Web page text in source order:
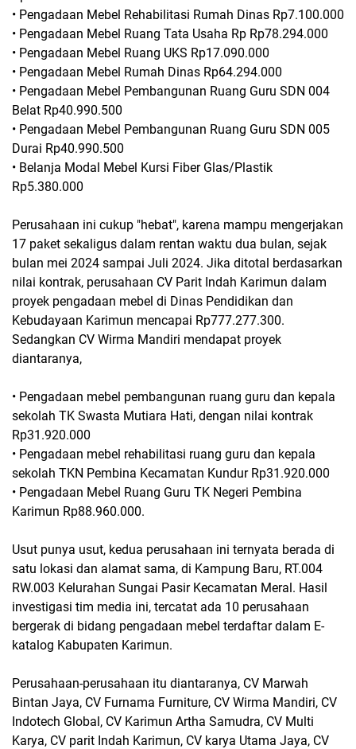
• Pengadaan Mebel Rehabilitasi Rumah Dinas Rp7.100.000
• Pengadaan Mebel Ruang Tata Usaha Rp Rp78.294.000
• Pengadaan Mebel Ruang UKS Rp17.090.000
• Pengadaan Mebel Rumah Dinas Rp64.294.000
• Pengadaan Mebel Pembangunan Ruang Guru SDN 004
Belat Rp40.990.500
• Pengadaan Mebel Pembangunan Ruang Guru SDN 005
Durai Rp40.990.500
• Belanja Modal Mebel Kursi Fiber Glas/Plastik
Rp5.380.000
Perusahaan ini cukup "hebat", karena mampu mengerjakan
17 paket sekaligus dalam rentan waktu dua bulan, sejak
bulan mei 2024 sampai Juli 2024. Jika ditotal berdasarkan
nilai kontrak, perusahaan CV Parit Indah Karimun dalam
proyek pengadaan mebel di Dinas Pendidikan dan
Kebudayaan Karimun mencapai Rp777.277.300.
Sedangkan CV Wirma Mandiri mendapat proyek
diantaranya,
• Pengadaan mebel pembangunan ruang guru dan kepala
sekolah TK Swasta Mutiara Hati, dengan nilai kontrak
Rp31.920.000
• Pengadaan mebel rehabilitasi ruang guru dan kepala
sekolah TKN Pembina Kecamatan Kundur Rp31.920.000
• Pengadaan Mebel Ruang Guru TK Negeri Pembina
Karimun Rp88.960.000.
Usut punya usut, kedua perusahaan ini ternyata berada di
satu lokasi dan alamat sama, di Kampung Baru, RT.004
RW.003 Kelurahan Sungai Pasir Kecamatan Meral. Hasil
investigasi tim media ini, tercatat ada 10 perusahaan
bergerak di bidang pengadaan mebel terdaftar dalam E-
katalog Kabupaten Karimun.
Perusahaan-perusahaan itu diantaranya, CV Marwah
Bintan Jaya, CV Furnama Furniture, CV Wirma Mandiri, CV
Indotech Global, CV Karimun Artha Samudra, CV Multi
Karya, CV parit Indah Karimun, CV karya Utama Jaya, CV